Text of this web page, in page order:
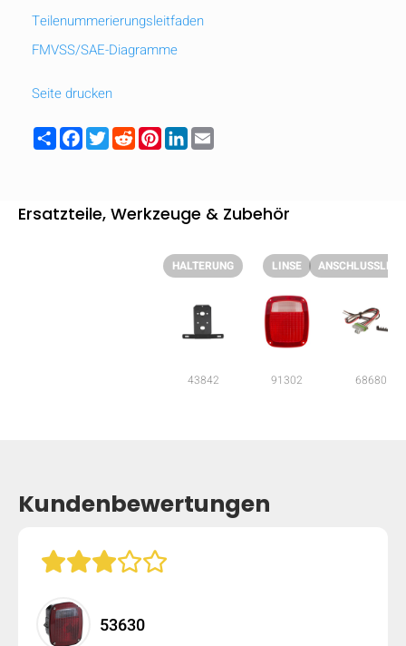
keyboard_arrow_down AUSBLENDEN
Teilenummerierungsleitfaden
FMVSS/SAE-Diagramme
Seite drucken
ShareFacebook
TwitterRedditPinterest
LinkedIn
Ersatzteile, Werkzeuge & Zubehör
HALTERUNG
43842
LINSE
91302 68680
Kundenbewertungen
53630